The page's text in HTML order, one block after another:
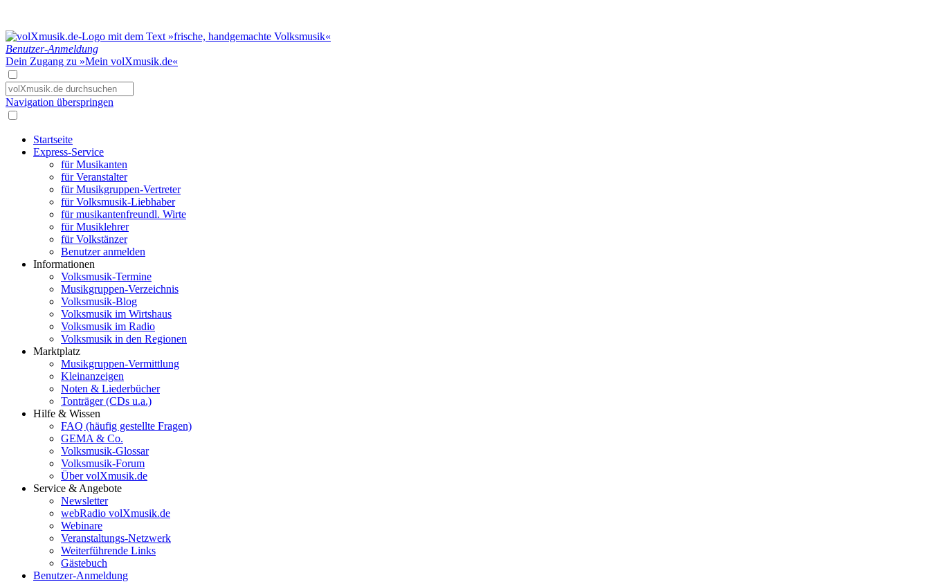
Benutzer-Anmeldung
Dein Zugang zu »Mein volXmusik.de«
Navigation überspringen
Startseite
Express-Service
für Musikanten
für Veranstalter
für Musikgruppen-Vertreter
für Volksmusik-Liebhaber
für musikantenfreundl. Wirte
für Musiklehrer
für Volkstänzer
Benutzer anmelden
Informationen
Volksmusik-Termine
Musikgruppen-Verzeichnis
Volksmusik-Blog
Volksmusik im Wirtshaus
Volksmusik im Radio
Volksmusik in den Regionen
Marktplatz
Musikgruppen-Vermittlung
Kleinanzeigen
Noten & Liederbücher
Tonträger (CDs u.a.)
Hilfe & Wissen
FAQ (häufig gestellte Fragen)
GEMA & Co.
Volksmusik-Glossar
Volksmusik-Forum
Über volXmusik.de
Service & Angebote
Newsletter
webRadio volXmusik.de
Webinare
Veranstaltungs-Netzwerk
Weiterführende Links
Gästebuch
Benutzer-Anmeldung